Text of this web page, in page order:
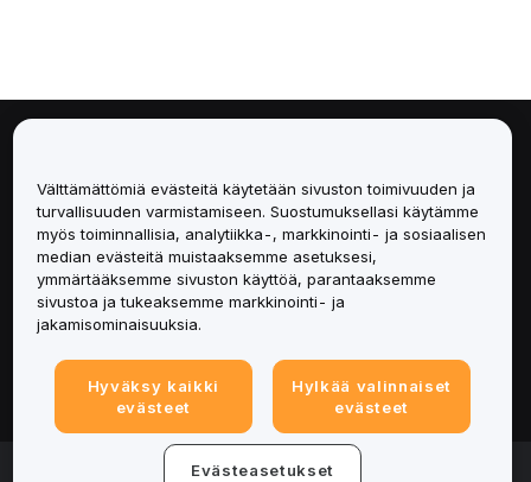
Palvelut
Tuki
Tuotteet
Lakiasiat
© 2025-2026 Bybit.eu. All rights reserved.
Välttämättömiä evästeitä käytetään sivuston toimivuuden ja
turvallisuuden varmistamiseen. Suostumuksellasi käytämme
myös toiminnallisia, analytiikka-, markkinointi- ja sosiaalisen
median evästeitä muistaaksemme asetuksesi,
ymmärtääksemme sivuston käyttöä, parantaaksemme
sivustoa ja tukeaksemme markkinointi- ja
jakamisominaisuuksia.
Hyväksy kaikki
evästeet
Hylkää valinnaiset
evästeet
Evästeasetukset